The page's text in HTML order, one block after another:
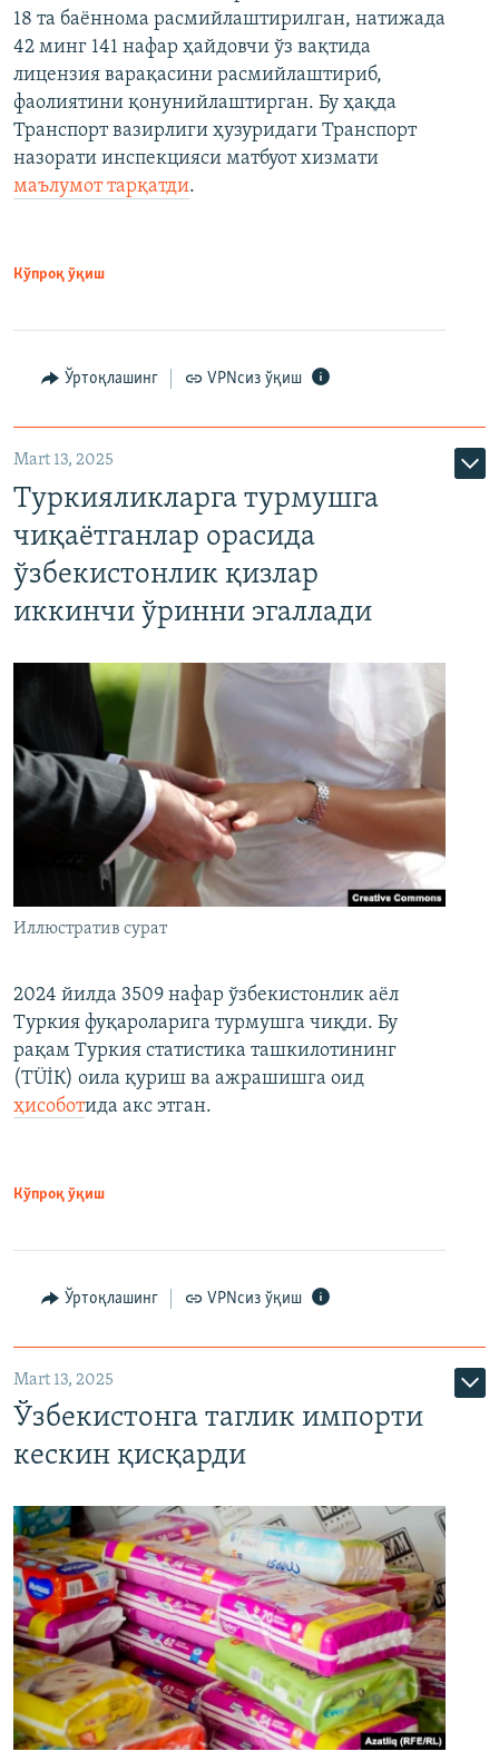
18 та баённома расмийлаштирилган, натижада
42 минг 141 нафар ҳайдовчи ўз вақтида
лицензия варақасини расмийлаштириб,
фаолиятини қонунийлаштирган. Бу ҳақда
Транспорт вазирлиги ҳузуридаги Транспорт
назорати инспекцияси матбуот хизмати
маълумот тарқатди.
Кўпроқ ўқиш
Ўртоқлашинг VPNсиз ўқиш
Mart 13, 2025
Туркияликларга турмушга
чиқаётганлар орасида
ўзбекистонлик қизлар
иккинчи ўринни эгаллади
Иллюстратив сурат
2024 йилда 3509 нафар ўзбекистонлик аёл
Туркия фуқароларига турмушга чиқди. Бу
рақам Туркия статистика ташкилотининг
(ТÜİК) оила қуриш ва ажрашишга оид
ҳисоботида акс этган.
Кўпроқ ўқиш
Ўртоқлашинг VPNсиз ўқиш
Mart 13, 2025
Ўзбекистонга таглик импорти
кескин қисқарди